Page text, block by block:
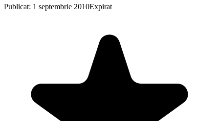
Publicat: 1 septembrie 2010Expirat